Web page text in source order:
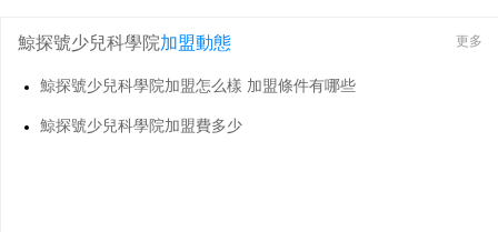
鯨探號少兒科學院加盟動態 更多
鯨探號少兒科學院加盟怎么樣 加盟條件有哪些
鯨探號少兒科學院加盟費多少